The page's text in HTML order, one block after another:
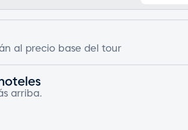
al precio base del tour
arriba.